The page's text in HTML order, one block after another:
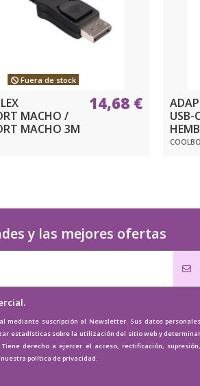
Fuera de stock
MACHO /
MACHO 3M
14,68 €
USB-
y las mejores ofertas
mediante suscripción al Newsletter. Sus datos personales
estadísticas sobre la utilización del sitio web y determinar
derecho a ejercer el acceso, rectificación, supresión,
política de privacidad.